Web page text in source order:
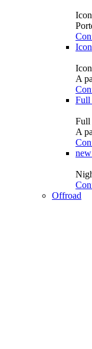
Icon
Icon
A
Full
Full
A
new
Offroad